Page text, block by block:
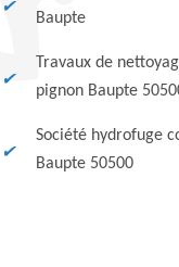
Baupte
Travaux de
pignon Baupte
Société hydrofuge
Baupte 50500